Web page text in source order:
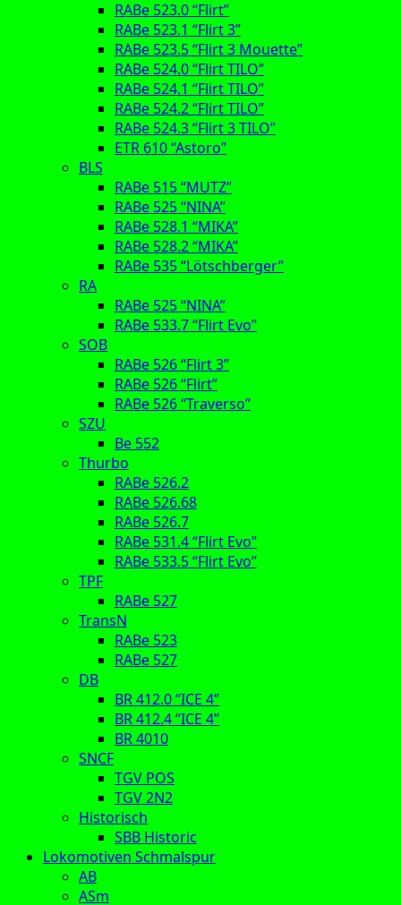
RABe 523.0 “Flirt”
RABe 523.1 “Flirt 3”
RABe 523.5 “Flirt 3 Mouette”
RABe 524.0 “Flirt TILO”
RABe 524.1 “Flirt TILO”
RABe 524.2 “Flirt TILO”
RABe 524.3 “Flirt 3 TILO”
ETR 610 “Astoro”
BLS
RABe 515 “MUTZ”
RABe 525 “NINA”
RABe 528.1 “MIKA”
RABe 528.2 “MIKA”
RABe 535 “Lötschberger”
RA
RABe 525 “NINA”
RABe 533.7 “Flirt Evo”
SOB
RABe 526 “Flirt 3”
RABe 526 “Flirt”
RABe 526 “Traverso”
SZU
Be 552
Thurbo
RABe 526.2
RABe 526.68
RABe 526.7
RABe 531.4 “Flirt Evo”
RABe 533.5 “Flirt Evo”
TPF
RABe 527
TransN
RABe 523
RABe 527
DB
BR 412.0 “ICE 4”
BR 412.4 “ICE 4”
BR 4010
SNCF
TGV POS
TGV 2N2
Historisch
SBB Historic
Lokomotiven Schmalspur
AB
ASm